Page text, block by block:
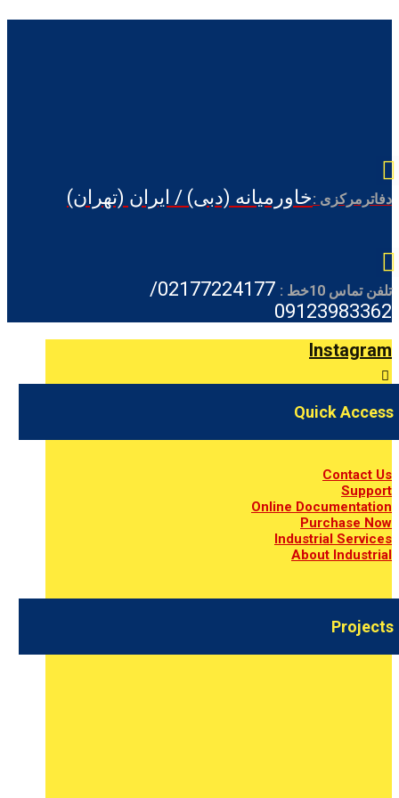
دفاترمرکزی :خاورمیانه (دبی) / ایران (تهران)
تلفن تماس 10خط :
02177224177/
09123983362
Instagram
Quick Access
Contact Us
Support
Online Documentation
Purchase Now
Industrial Services
About Industrial
Projects